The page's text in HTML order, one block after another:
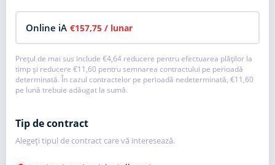
Online iA €157,75 / lunar
Prețul de mai sus include €4,64 reducere pentru efectuarea plăților la
timp și reducere €11,60 pentru semnarea contractului pe perioadă
determinată. În cazul contractelor pe perioadă nedeterminată, €11,60
pe lună trebuie adăugat la sumă.
Tip de contract
Alegeți tipul de contract care vă interesează.